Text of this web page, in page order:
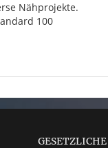
Nähprojekte.
100